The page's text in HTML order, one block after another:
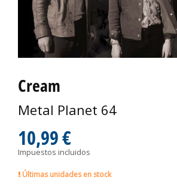
Cream
Metal Planet 64
10,99 €
Impuestos incluidos
Últimas unidades en stock